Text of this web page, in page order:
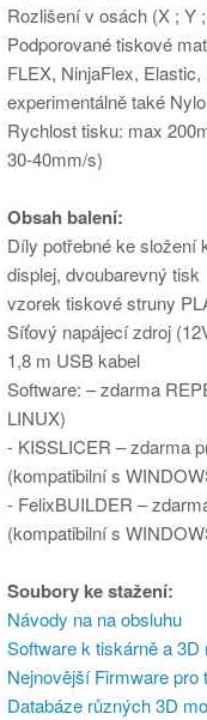
Rozlišení v osách (X ; Y
Podporované tiskové
FLEX, NinjaFlex,
experimentálně také
Rychlost tisku: max
30-40mm/s)
Obsah balení:
Díly potřebné ke složení
displej, dvoubarevný tisk
vzorek tiskové struny
Síťový napájecí zdroj
1,8 m USB kabel
Software: – zdarma
LINUX)
- KISSLICER – zdarma
(kompatibilní s
- FelixBUILDER –
(kompatibilní s
Soubory ke stažení:
Návody na na obsluhu
Software k tiskárně a
Nejnovější Firmware pro
Databáze různých 3D